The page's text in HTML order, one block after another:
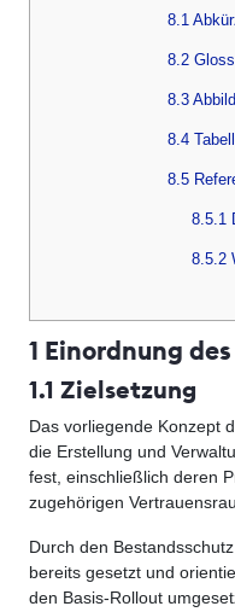
8.1
8.2
8.3
8.4
8.5
8.5.1
8.5.2
1 Einordnung
1.1 Zielsetzung
Das vorliegende Konzept
die Erstellung und
fest, einschließlich deren
zugehörigen
Durch den
bereits gesetzt und
den Basis-Rollout